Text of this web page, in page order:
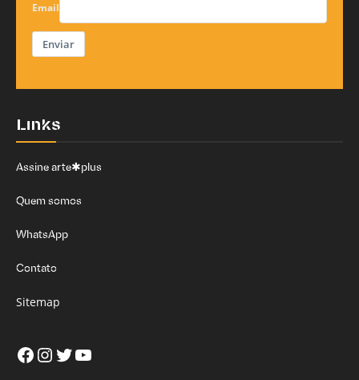
Email
Enviar
Links
Assine arte✱plus
Quem somos
WhatsApp
Contato
Sitemap
Facebook
Instagram
Twitter
Youtube